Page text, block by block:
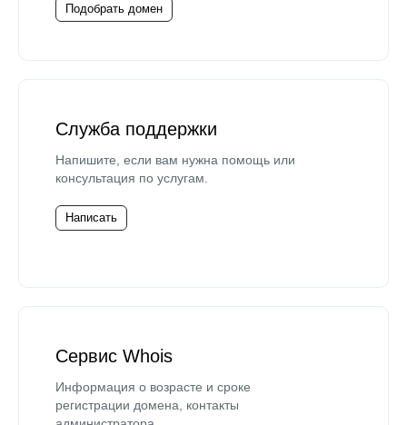
Подобрать домен
Служба поддержки
Напишите, если вам нужна помощь или
консультация по услугам.
Написать
Сервис Whois
Информация о возрасте и сроке
регистрации домена, контакты